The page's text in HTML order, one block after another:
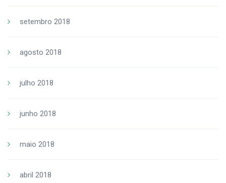
setembro 2018
agosto 2018
julho 2018
junho 2018
maio 2018
abril 2018